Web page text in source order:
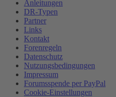
Anleitungen
DR-Typen
Partner
Links
Kontakt
Forenregeln
Datenschutz
Nutzungsbedingungen
Impressum
Forumsspende per PayPal
Cookie-Einstellungen